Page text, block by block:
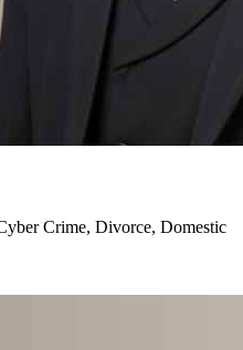
Crime, Divorce, Domestic